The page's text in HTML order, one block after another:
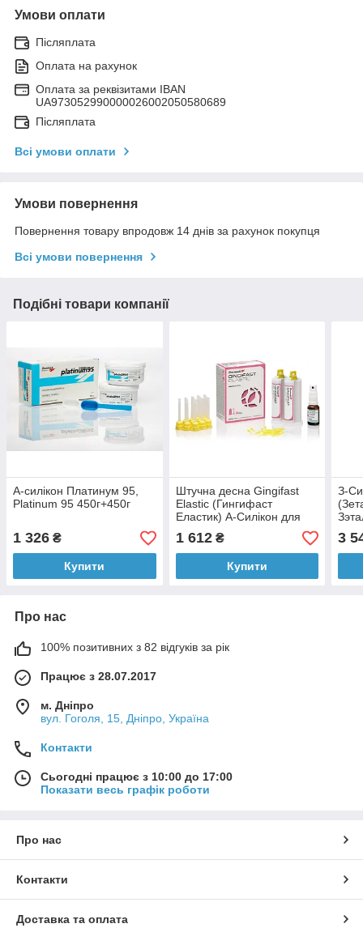
Умови оплати
Післяплата
Оплата на рахунок
Оплата за реквізитами IBAN
UA973052990000026002050580689
Післяплата
Всі умови оплати
Умови повернення
Повернення товару впродовж 14 днів за рахунок покупця
Всі умови повернення
Подібні товари компанії
А-силікон Платинум 95,
Platinum 95 450г+450г
1 326 ₴
Купити
Штучна десна Gingifast
Elastic (Гингифаст
Еластик) А-Силікон для
відтворення десни на
моделі
1 612₴
Купити
З-
3
Про нас
100% позитивних з 82 відгуків за рік
Працює з 28.07.2017
м. Дніпро
вул. Гоголя, 15, Дніпро, Україна
Контакти
Сьогодні працює з 10:00 до 17:00
Показати весь графік роботи
Про нас
Контакти
Доставка та оплата